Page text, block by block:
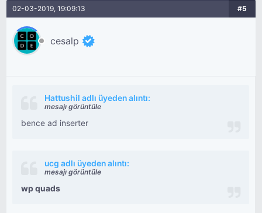
02-03-2019, 19:09:13 #5
cesalp
Hattushil adlı üyeden alıntı:
mesajı görüntüle
bence ad inserter
ucg adlı üyeden alıntı:
mesajı görüntüle
wp quads